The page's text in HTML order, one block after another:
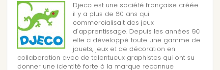
Djeco est une société française créée
il y a plus de 60 ans qui
commercialisait des jeux
d'apprentissage. Depuis les années 90
elle a développé toute une gamme de
jouets, jeux et de décoration en
collaboration avec de talentueux graphistes qui ont su
donner une identité forte à la marque reconnue